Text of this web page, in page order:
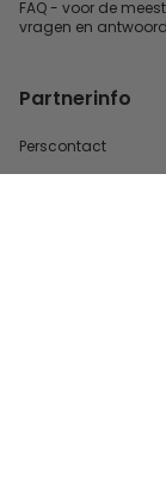
FAQ - voor de
vragen en
Partnerinfo
Perscontact